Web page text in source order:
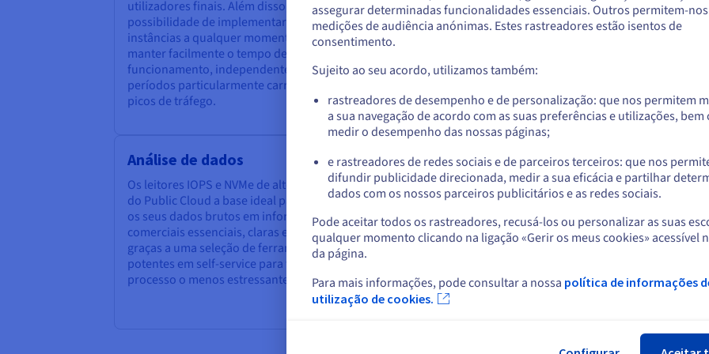
utilizadores finais. Além disso, a
possibilidade de implementar novas
instâncias a qualquer momento permite
manter facilmente o tempo de
funcionamento, independentemente dos
períodos particularmente carregados ou dos
picos de tráfego.
automatizados e backups de instâncias que
lhe permitem recuperar os seus dados num
Análise de dados
Os leitores IOPS e NVMe de alto débito fazem
do Public Cloud a base ideal para transformar
os seus dados brutos em informações
comerciais essenciais, claras e exploráveis,
graças a uma seleção de ferramentas
potentes em self-service para tornar o
processo o menos estressante possível.
Ambientes sandbox
Execute ambientes sandbox totalmente
isolados em apenas alguns cliques, lance os
seus projetos e coloque-os em produção
quando estiverem prontos. O caminho do
conceito para o produto nunca foi tão fácil!
O
Para encomendar a partir de Estados Unidos, terá de consultar e criar uma conta
no website do país em questão.
Aceder ao website do Estados Unidos
us.ovhcloud.com/
learn Inglês USD - $
ou
Ficar no website atual
Selecionar outro website
assegurar determinadas funcionalidades essenciais. Outros permitem-
medições de audiência anónimas. Estes rastreadores estão isentos de
consentimento.
Sujeito ao seu acordo, utilizamos também:
rastreadores de desempenho e de personalização: que nos permitem
a sua navegação de acordo com as suas preferências e utilizações, bem
medir o desempenho das nossas páginas;
e rastreadores de redes sociais e de parceiros terceiros: que nos
difundir publicidade direcionada, medir a sua eficácia e partilhar
dados com os nossos parceiros publicitários e as redes sociais.
Pode aceitar todos os rastreadores, recusá-los ou personalizar as suas
qualquer momento clicando na ligação «Gerir os meus cookies» acessível
da página.
Para mais informações, pode consultar a nossa política de informações
utilização de cookies.